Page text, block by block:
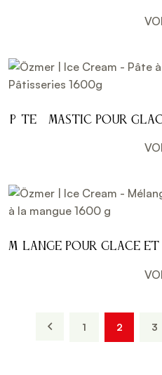
Pâte à Mastic pour
Mélange pour glace et
1 2 3